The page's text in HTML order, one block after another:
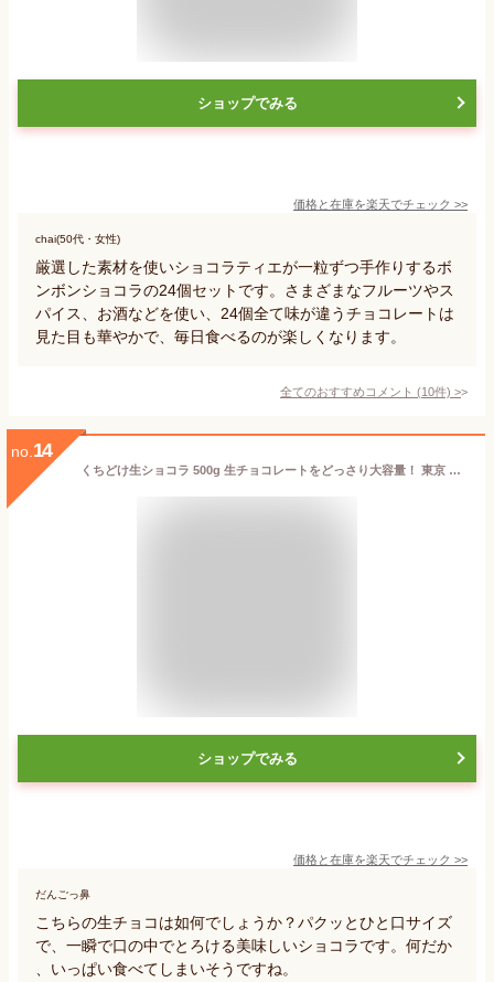
ショップでみる
価格と在庫を楽天でチェック >>
chai(50代・女性)
厳選した素材を使いショコラティエが一粒ずつ手作りするボ
ンボンショコラの24個セットです。さまざまなフルーツやス
パイス、お酒などを使い、24個全て味が違うチョコレートは
見た目も華やかで、毎日食べるのが楽しくなります。
全てのおすすめコメント (10件) >
no. 14
くちどけ生ショコラ 500g 生チョコレートをどっさり大容量！ 東京 自由が丘 チュベドショコラ 割れチョコ クーベルチュール チョコレート 自分チョコ ギフト 贈り物
ショップでみる
価格と在庫を楽天でチェック >>
だんごっ鼻
こちらの生チョコは如何でしょうか？パクッとひと口サイズ
で、一瞬で口の中でとろける美味しいショコラです。何だか
、いっぱい食べてしまいそうですね。